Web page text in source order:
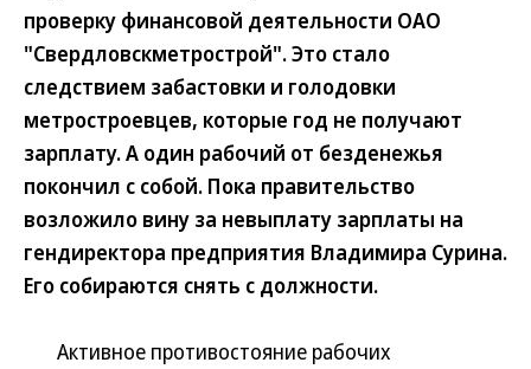
проверку финансовой деятельности ОАО
"Свердловскметрострой". Это стало
следствием забастовки и голодовки
метростроевцев, которые год не получают
зарплату. А один рабочий от безденежья
покончил с собой. Пока правительство
возложило вину за невыплату зарплаты на
гендиректора предприятия Владимира Сурина.
Его собираются снять с должности.
Активное противостояние рабочих